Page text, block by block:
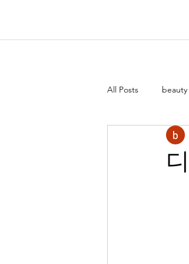
All Posts beauty